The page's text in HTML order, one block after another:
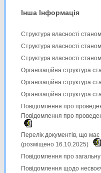
Інша Інформація
Структура власності
Структура власності
Структура власності
Організаційна структура
Організаційна структура
Організаційна структура
Повідомлення про
Повідомлення про
Перелік документів, що
(розміщено 16.10.2025)
Повідомлення про
Повідомлення щодо